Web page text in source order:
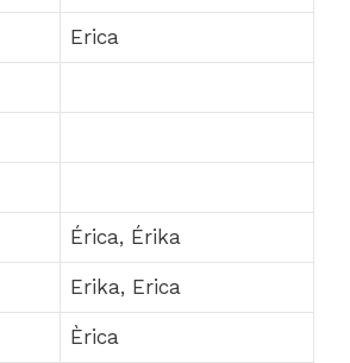
Erica
Érica, Érika
Erika, Erica
Èrica